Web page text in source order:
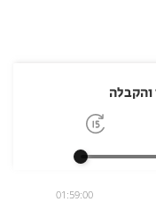
01:59:00